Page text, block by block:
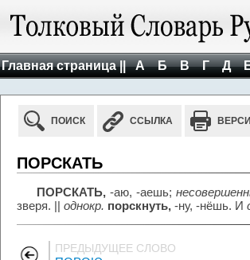
Главная страница || А Б В Г Д
ПОИСК ССЫЛКА
ПОРСКАТЬ
ПОРСКАТЬ, -аю, -аешь;
зверя. || однокр. порскнуть, -ну, -нёшь. И
ПРЕДЫДУЩЕЕ СЛОВО